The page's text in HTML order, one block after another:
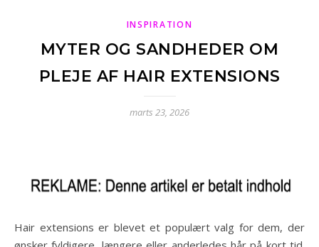
INSPIRATION
MYTER OG SANDHEDER OM
PLEJE AF HAIR EXTENSIONS
marts 23, 2026
Hair extensions er blevet et populært valg for dem, der